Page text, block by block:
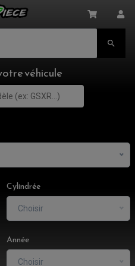

véhicule
Cylindrée
Choisir
Année
Choisir